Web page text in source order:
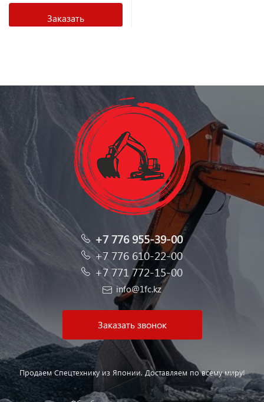
Заказать
+7 776 955-39-00
+7 776 610-22-00
+7 771 772-15-00
info@1fc.kz
Заказать звонок
Продаем Спецтехнику из Японии. Доставляем по всему миру!